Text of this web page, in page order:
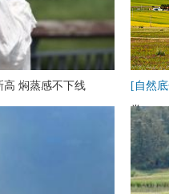
高 焖蒸感不下线
[自然
卷